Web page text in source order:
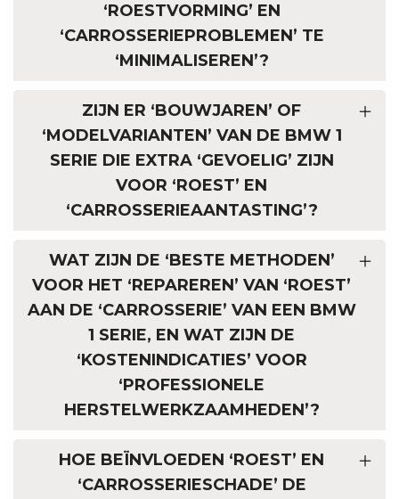
‘ROESTVORMING’ EN
‘CARROSSERIEPROBLEMEN’ TE
‘MINIMALISEREN’?
ZIJN ER ‘BOUWJAREN’ OF
‘MODELVARIANTEN’ VAN DE BMW 1
SERIE DIE EXTRA ‘GEVOELIG’ ZIJN
VOOR ‘ROEST’ EN
‘CARROSSERIEAANTASTING’?
WAT ZIJN DE ‘BESTE METHODEN’
VOOR HET ‘REPAREREN’ VAN ‘ROEST’
AAN DE ‘CARROSSERIE’ VAN EEN BMW
1 SERIE, EN WAT ZIJN DE
‘KOSTENINDICATIES’ VOOR
‘PROFESSIONELE
HERSTELWERKZAAMHEDEN’?
HOE BEÏNVLOEDEN ‘ROEST’ EN
‘CARROSSERIESCHADE’ DE